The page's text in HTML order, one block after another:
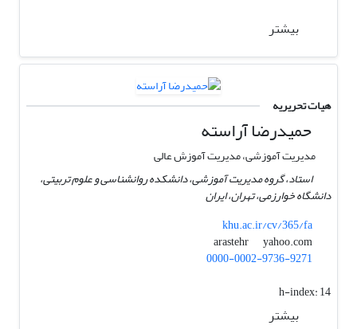
بیشتر
هیات تحریریه
حمیدرضا آراسته
مدیریت آموزشی، مدیریت آموزش عالی
استاد، گروه مدیریت آموزشی، دانشکده روانشناسی و علوم تربیتی،
دانشگاه خوارزمی، تهران، ایران
khu.ac.ir/cv/365/fa
arastehr
yahoo.com
0000-0002-9736-9271
h-index:14
بیشتر